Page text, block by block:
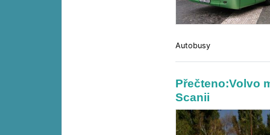
Autobusy
Přečteno:Volvo
Scanii